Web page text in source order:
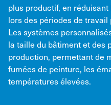
plus productif, en
lors des périodes de travail
Les systèmes
la taille du bâtiment et des
production, permettant de
fumées de peinture, les
températures élevées.